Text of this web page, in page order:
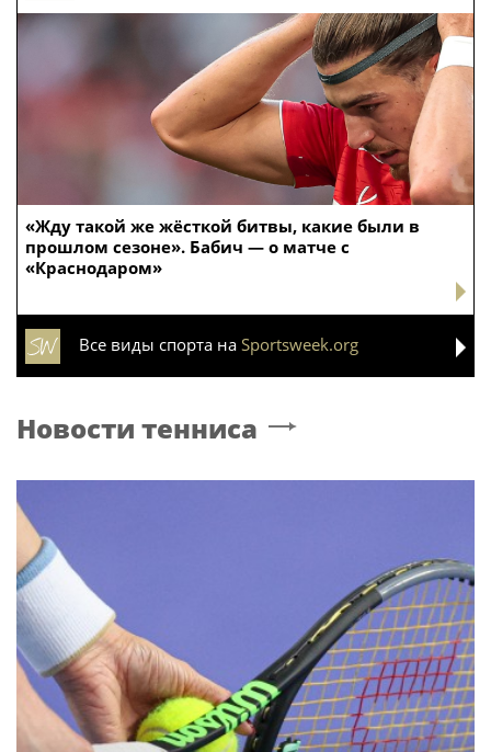
«Жду такой же жёсткой битвы, какие были в
прошлом сезоне». Бабич — о матче с
«Краснодаром»
Все виды спорта на Sportsweek.org
Новости тенниса